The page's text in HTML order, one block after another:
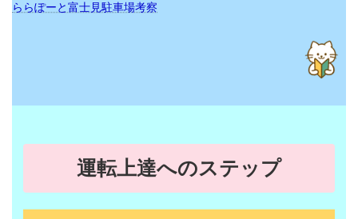
ららぽーと富士見駐車場考察
運転上達へのステップ